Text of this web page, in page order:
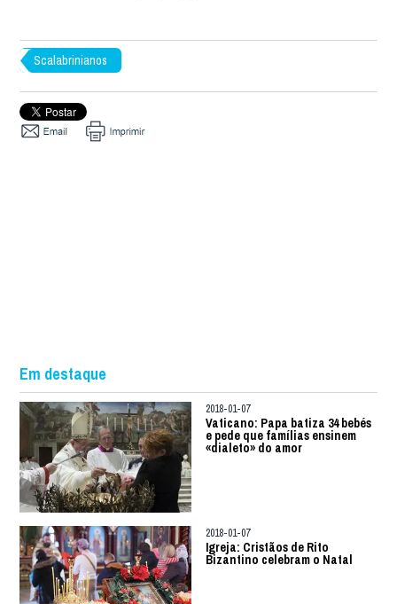
Scalabrinianos
Em destaque
2018-01-07
Vaticano: Papa batiza 34 bebés
e pede que famílias ensinem
«dialeto» do amor
2018-01-07
Igreja: Cristãos de Rito
Bizantino celebram o Natal